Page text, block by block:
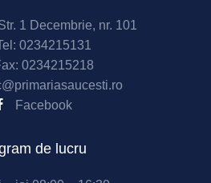
1 Decembrie, nr. 101
0234215131
0234215218
Facebook
de lucru